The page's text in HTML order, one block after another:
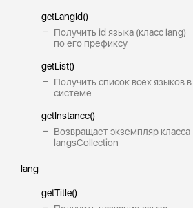
getLangId()
Получить id языка (класс lang)
по его префиксу
getList()
Получить список всех языков в
системе
getInstance()
Возвращает экземпляр класса
langsCollection
lang
getTitle()